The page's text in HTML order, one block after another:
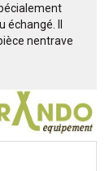
Il
nentrave